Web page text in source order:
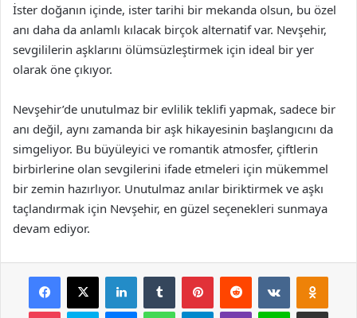
İster doğanın içinde, ister tarihi bir mekanda olsun, bu özel
anı daha da anlamlı kılacak birçok alternatif var. Nevşehir,
sevgililerin aşklarını ölümsüzleştirmek için ideal bir yer
olarak öne çıkıyor.
Nevşehir’de unutulmaz bir evlilik teklifi yapmak, sadece bir
anı değil, aynı zamanda bir aşk hikayesinin başlangıcını da
simgeliyor. Bu büyüleyici ve romantik atmosfer, çiftlerin
birbirlerine olan sevgilerini ifade etmeleri için mükemmel
bir zemin hazırlıyor. Unutulmaz anılar biriktirmek ve aşkı
taçlandırmak için Nevşehir, en güzel seçenekleri sunmaya
devam ediyor.
Facebook
X LinkedInTumblr PinterestReddit VKontakte
Pocket Skype MessengerWhatsAppTelegramViber Line E-Posta ile